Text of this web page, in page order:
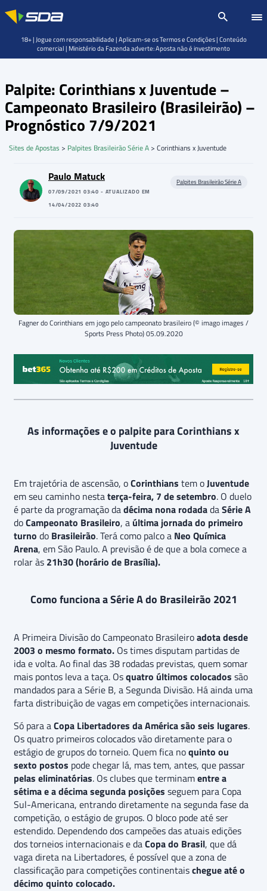
Palpite: Corinthians x Juventude –
Campeonato Brasileiro (Brasileirão) –
Prognóstico 7/9/2021
Sites de Apostas > Palpites Brasileirão Série A > Corinthians x Juventude
Paulo Matuck
07/09/2021 03:40 - ATUALIZADO EM
14/04/2022 03:40
Palpites Brasileirão Série A
Fagner do Corinthians em jogo pelo campeonato brasileiro (© imago images /
Sports Press Photo) 05.09.2020
As informações e o palpite para Corinthians x
Juventude
Em trajetória de ascensão, oCorinthians tem oJuventude
em seu caminho nestaterça-feira, 7 de setembro. O duelo
é parte da programação dadécima nona rodadadaSérie A
doCampeonato Brasileiro, a última jornada do primeiro
turno do Brasileirão. Terá como palco a Neo Química
Arena, em São Paulo. A previsão é de que a bola comece a
rolar às 21h30 (horário de Brasília).
Como funciona a Série A do Brasileirão 2021
A Primeira Divisão do Campeonato Brasileiroadota desde
2003 o mesmo formato. Os times disputam partidas de
ida e volta. Ao final das 38 rodadas previstas, quem somar
mais pontos leva a taça. Osquatro últimos colocados são
mandados para a Série B, a Segunda Divisão. Há ainda uma
farta distribuição de vagas em competições internacionais.
Só para aCopa Libertadores da Américasão seis lugares.
Os quatro primeiros colocados vão diretamente para o
estágio de grupos do torneio. Quem fica noquinto ou
sexto postos pode chegar lá, mas tem, antes, que passar
pelas eliminatórias. Os clubes que terminamentre a
sétima e a décima segunda posições seguem para Copa
Sul-Americana, entrando diretamente na segunda fase da
competição, o estágio de grupos. O bloco pode até ser
estendido. Dependendo dos campeões das atuais edições
dos torneios internacionais e daCopa do Brasil, que dá
vaga direta na Libertadores, é possível que a zona de
classificação para competições continentaischegue até o
décimo quinto colocado.
18+ | Jogue com responsabilidade | Aplicam-se os Termos e Condições | Conteúdo
comercial | Ministério da Fazenda adverte: Aposta não é investimento